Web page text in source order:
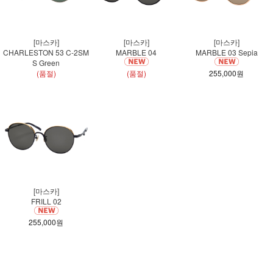
[마스카]
CHARLESTON 53 C-2SM
S Green
(품절)
[마스카]
MARBLE 04
(품절)
[마스카]
MARBLE 03 Sepia
255,000원
[마스카]
FRILL 02
255,000원